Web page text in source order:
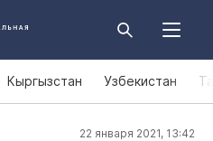
Кыргызстан Узбекистан
22 января 2021, 13:42